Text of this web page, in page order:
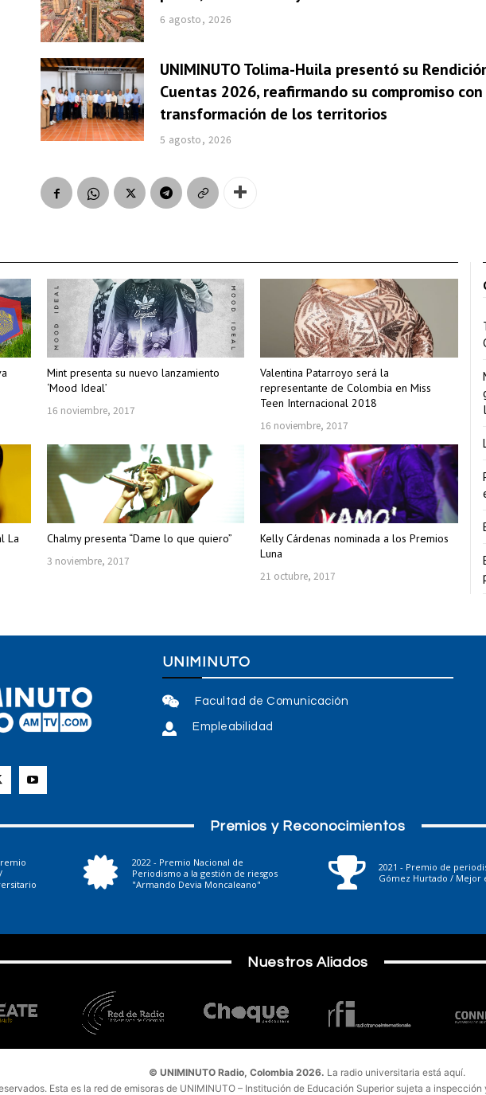
6 agosto, 2026
UNIMINUTO Tolima-Huila presentó su
Cuentas 2026, reafirmando su compromiso
transformación de los territorios
5 agosto, 2026
Mint presenta su nuevo lanzamiento
‘Mood Ideal’
16 noviembre, 2017
Valentina Patarroyo será la
representante de Colombia en Miss
Teen Internacional 2018
16 noviembre, 2017
La
Chalmy presenta “Dame lo que quiero”
3 noviembre, 2017
Kelly Cárdenas nominada a los Premios
Luna
21 octubre, 2017
UNIMINUTO
Facultad de Comunicación
Empleabilidad
Premios y Reconocimientos
2022 - Premio Nacional de
Periodismo a la gestión de riesgos
"Armando Devia Moncaleano"
2021 - Premio de
Gómez Hurtado / Mejor
Nuestros Aliados
© UNIMINUTO Radio, Colombia 2026. La radio universitaria está aquí.
Esta es la red de emisoras de UNIMINUTO – Institución de Educación Superior sujeta a